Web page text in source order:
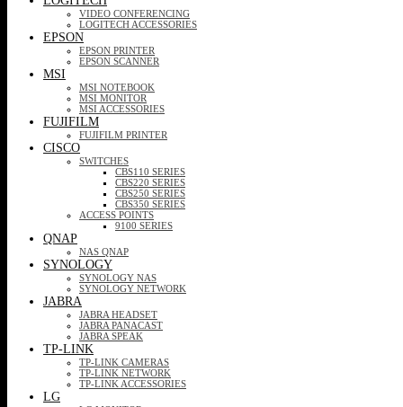
VIDEO CONFERENCING
LOGITECH ACCESSORIES
EPSON
EPSON PRINTER
EPSON SCANNER
MSI
MSI NOTEBOOK
MSI MONITOR
MSI ACCESSORIES
FUJIFILM
FUJIFILM PRINTER
CISCO
SWITCHES
CBS110 SERIES
CBS220 SERIES
CBS250 SERIES
CBS350 SERIES
ACCESS POINTS
9100 SERIES
QNAP
NAS QNAP
SYNOLOGY
SYNOLOGY NAS
SYNOLOGY NETWORK
JABRA
JABRA HEADSET
JABRA PANACAST
JABRA SPEAK
TP-LINK
TP-LINK CAMERAS
TP-LINK NETWORK
TP-LINK ACCESSORIES
LG